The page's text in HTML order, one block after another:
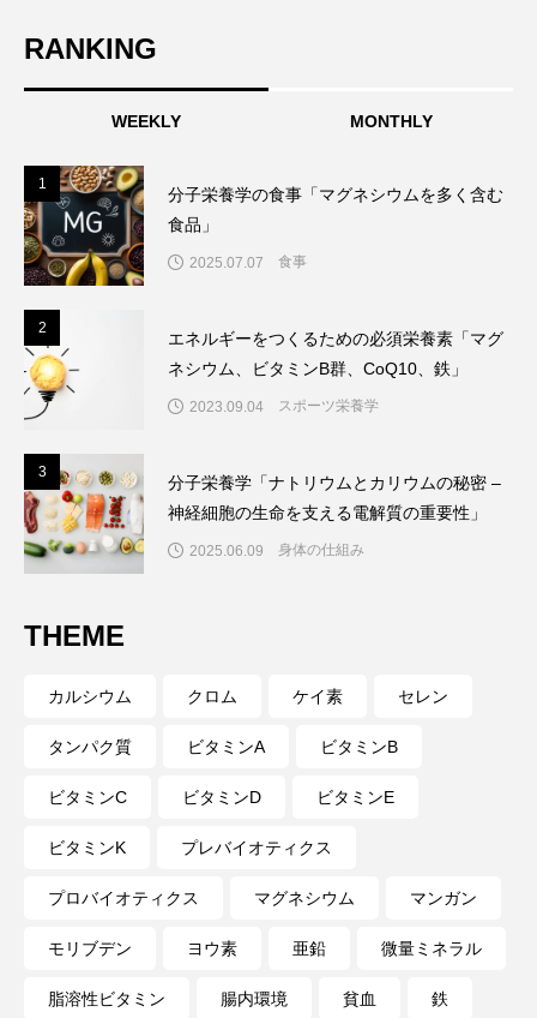
RANKING
WEEKLY MONTHLY
1
分子栄養学の食事「マグネシウムを多く含む
食品」
2025.07.07 食事
2
エネルギーをつくるための必須栄養素「マグ
ネシウム、ビタミンB群、CoQ10、鉄」
2023.09.04 スポーツ栄養学
3
分子栄養学「ナトリウムとカリウムの秘密 –
神経細胞の生命を支える電解質の重要性」
2025.06.09 身体の仕組み
THEME
カルシウム クロム ケイ素 セレン
タンパク質 ビタミンA ビタミンB
ビタミンC ビタミンD ビタミンE
ビタミンK プレバイオティクス
プロバイオティクス マグネシウム マンガン
モリブデン ヨウ素 亜鉛 微量ミネラル
脂溶性ビタミン 腸内環境 貧血 鉄